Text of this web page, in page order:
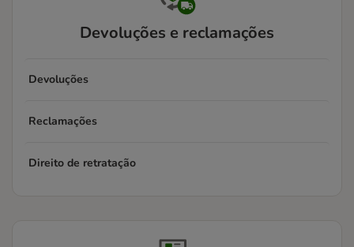
Devoluções e reclamações
Devoluções
Reclamações
Direito de retratação